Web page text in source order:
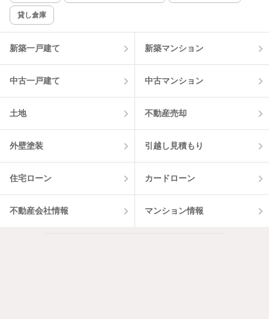
貸し倉庫
新築一戸建て 新築マンション
中古一戸建て 中古マンション
土地 不動産売却
外壁塗装 引越し見積もり
住宅ローン カードローン
不動産会社情報 マンション情報